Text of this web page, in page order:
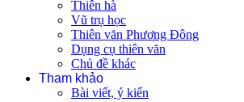
Thiên hà
Vũ trụ học
Thiên văn Phương Đông
Dụng cụ thiên văn
Chủ đề khác
Tham khảo
Bài viết, ý kiến